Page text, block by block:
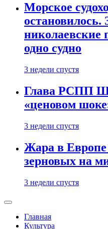
Морское
остановилось.
николаевские
одно судно
3 недели спустя
Глава РСПП
«ценовом
3 недели спустя
Жара в
зерновых на
3 недели спустя
Главная
Культура